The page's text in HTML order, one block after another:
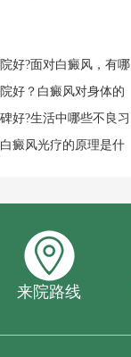
好?面对白癜风，有哪
好？白癜风对身体的
好?生活中哪些不良习
癜风光疗的原理是什
来院路线